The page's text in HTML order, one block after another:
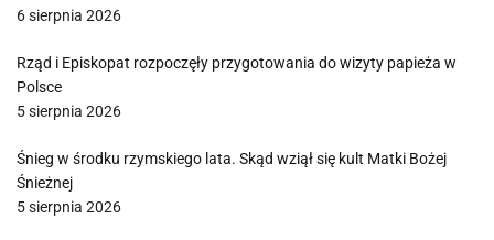
6 sierpnia 2026
Rząd i Episkopat rozpoczęły przygotowania do wizyty papieża w
Polsce
5 sierpnia 2026
Śnieg w środku rzymskiego lata. Skąd wziął się kult Matki Bożej
Śnieżnej
5 sierpnia 2026